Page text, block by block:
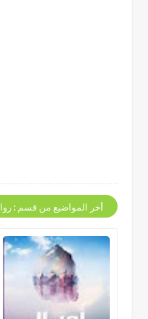
أخر المواضيع من قسم :